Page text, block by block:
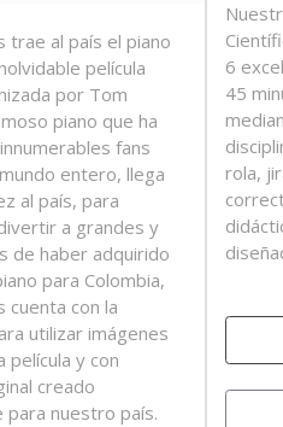
trae al país el piano
película
por Tom
piano que ha
fans
entero, llega
al país, para
a grandes y
de haber adquirido
para Colombia,
cuenta con la
utilizar imágenes
película y con
creado
para nuestro país.
6
45
rola,